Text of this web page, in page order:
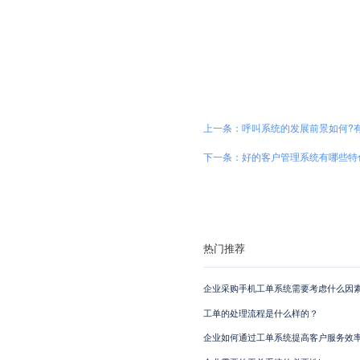
上一条：呼叫系统的发展前景如何?
下一条：好的客户管理系统有哪些特
热门推荐
企业采购手机工单系统需要考虑什么因
工单的处理流程是什么样的？
企业如何通过工单系统提高客户服务效